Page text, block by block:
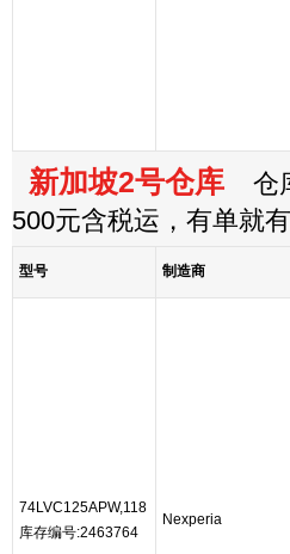
新加坡2号仓库 仓
500元含税运，有单就
型号 制造商
74LVC125APW,118
库存编号:2463764
Nexperia